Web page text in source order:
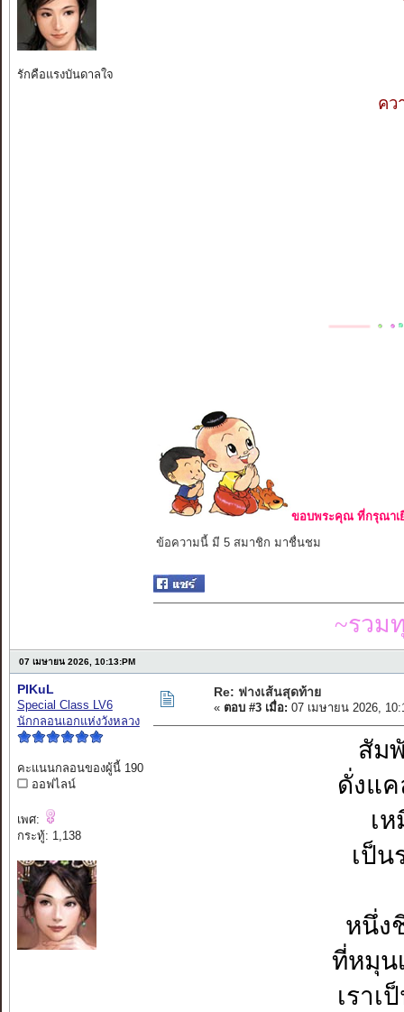
รักคือแรงบันดาลใจ
คว
ขอบพระคุณ ที่กรุณาเ
ข้อความนี้ มี 5 สมาชิก มาชื่นชม
~รวม
07 เมษายน 2026, 10:13:PM
PIKuL
Special Class LV6
นักกลอนเอกแห่งวังหลวง
คะแนนกลอนของผู้นี้ 190
ออฟไลน์
เพศ:
กระทู้: 1,138
Re: ฟางเส้นสุดท้าย
« ตอบ #3 เมื่อ: 07 เมษายน 2026,
สัม
ดั่งแ
เ
เป็น
หนึ่ง
ที่หมุน
เราเ